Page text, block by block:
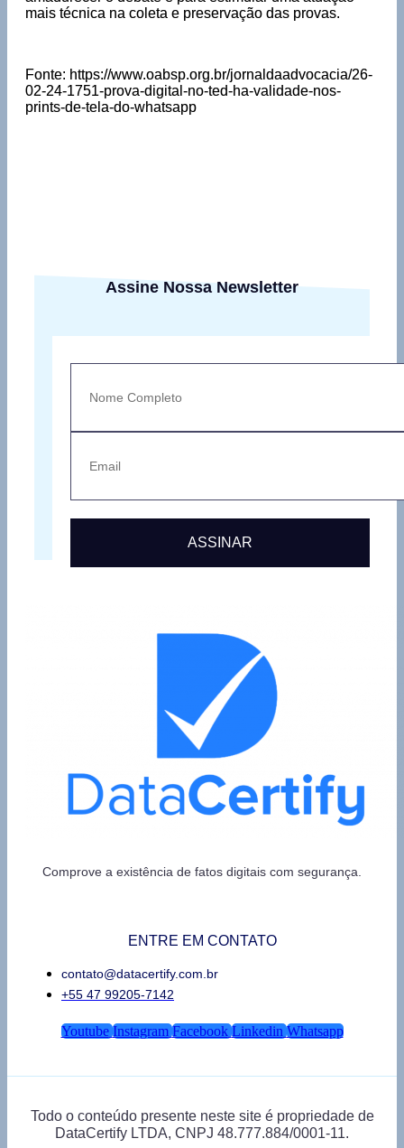
mais técnica na coleta e preservação das provas.
Fonte: https://www.oabsp.org.br/jornaldaadvocacia/26-
02-24-1751-prova-digital-no-ted-ha-validade-nos-
prints-de-tela-do-whatsapp
Assine Nossa Newsletter
ASSINAR
Comprove a existência de fatos digitais com segurança.
ENTRE EM CONTATO
contato@datacertify.com.br
+55 47 99205-7142
Youtube Instagram Facebook Linkedin Whatsapp
Todo o conteúdo presente neste site é propriedade de
DataCertify LTDA, CNPJ 48.777.884/0001-11.